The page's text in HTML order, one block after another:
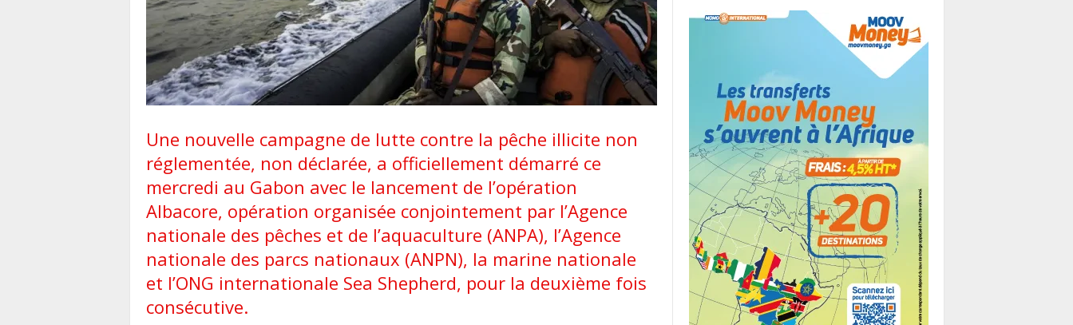
Une nouvelle campagne de lutte contre la pêche illicite non
réglementée, non déclarée, a officiellement démarré ce
mercredi au Gabon avec le lancement de l’opération
Albacore, opération organisée conjointement par l’Agence
nationale des pêches et de l’aquaculture (ANPA), l’Agence
nationale des parcs nationaux (ANPN), la marine nationale
et l’ONG internationale Sea Shepherd, pour la deuxième fois
consécutive.